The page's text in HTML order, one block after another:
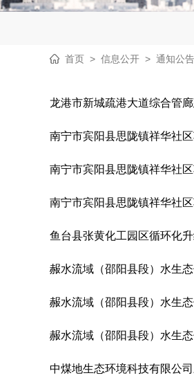
首页 > 信息公开 > 通知公告
龙港市新城疏港大道综合管
南宁市宾阳县思陇镇祥华社
南宁市宾阳县思陇镇祥华社
南宁市宾阳县思陇镇祥华社
鱼台县张黄化工园区循环化
赧水流域（邵阳县段）水生
赧水流域（邵阳县段）水生
赧水流域（邵阳县段）水生
中煤地生态环境科技有限公